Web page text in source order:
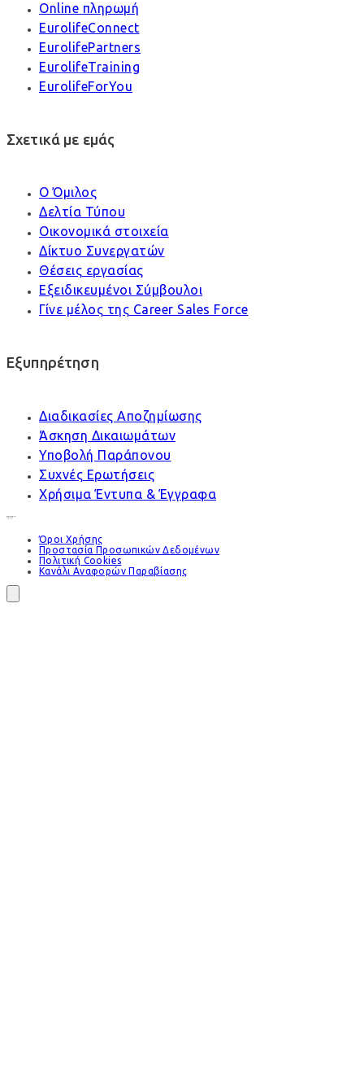
Online πληρωμή
EurolifeConnect
EurolifePartners
EurolifeTraining
EurolifeForYou
Σχετικά με εμάς
Ο Όμιλος
Δελτία Τύπου
Οικονομικά στοιχεία
Δίκτυο Συνεργατών
Θέσεις εργασίας
Εξειδικευμένοι Σύμβουλοι
Γίνε μέλος της Career Sales Force
Εξυπηρέτηση
Διαδικασίες Αποζημίωσης
Άσκηση Δικαιωμάτων
Υποβολή Παράπονου
Συχνές Ερωτήσεις
Χρήσιμα Έντυπα & Έγγραφα
Όροι Χρήσης
Προστασία Προσωπικών Δεδομένων
Πολιτική Cookies
Κανάλι Αναφορών Παραβίασης